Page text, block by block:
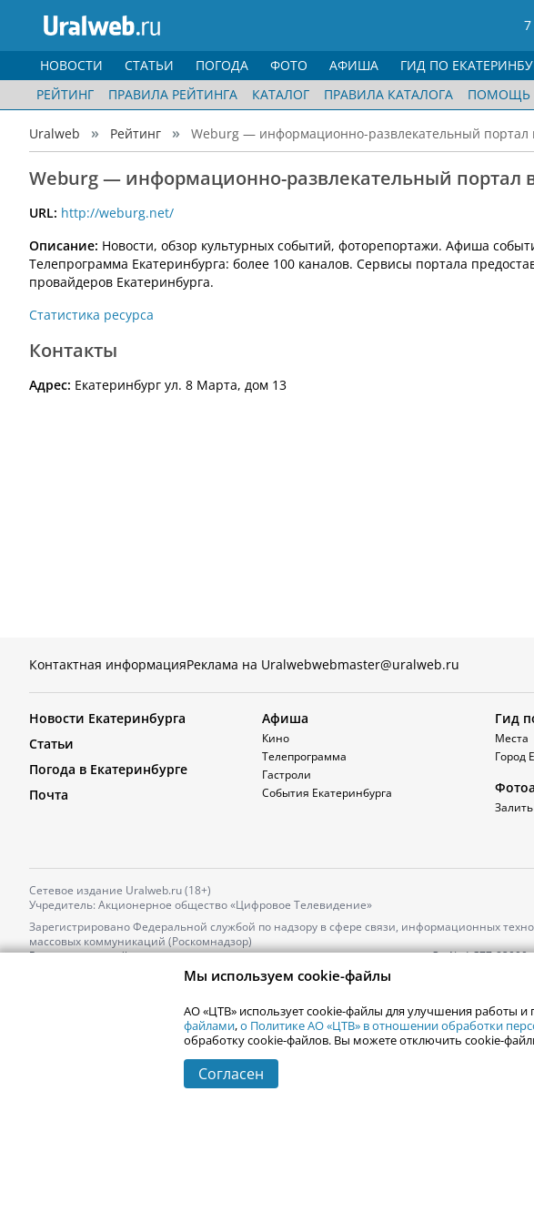
7
НОВОСТИ СТАТЬИ ПОГОДА ФОТО АФИША ГИД ПО
РЕЙТИНГ
ПРАВИЛА РЕЙТИНГА КАТАЛОГ ПРАВИЛА КАТАЛОГА ПОМОЩЬ
Uralweb Рейтинг Weburg — информационно-развлекательный портал
Weburg — информационно-развлекательный портал
URL: http://weburg.net/
Описание: Новости, обзор культурных событий, фоторепортажи. Афиша
Телепрограмма Екатеринбурга: более 100 каналов. Сервисы портала
провайдеров Екатеринбурга.
Статистика ресурса
Контакты
Адрес: Екатеринбург ул. 8 Марта, дом 13
Контактная информацияРеклама на Uralwebwebmaster@uralweb.ru
Новости Екатеринбурга
Статьи
Погода в Екатеринбурге
Почта
Афиша
Кино
Телепрограмма
Гастроли
События Екатеринбурга
Гид
Места
Город Е
Сетевое издание Uralweb.ru (18+)
Учредитель: Акционерное общество «Цифровое Телевидение»
Зарегистрировано Федеральной службой по надзору в сфере связи, информационных
массовых коммуникаций (Роскомнадзор)
Регистрационный номер и дата принятия решения о регистрации: серияЭл № ФС77-82000
+7 (912) 244-87-87,
Электронный адрес редакции:news@uralweb.ru
Екатеринбург
Мы используем cookie-файлы
АО «ЦТВ» использует cookie-файлы для улучшения работы и
файлами,о Политике АО «ЦТВ» в отношении обработки
обработку cookie-файлов. Вы можете отключить cookie-
Согласен